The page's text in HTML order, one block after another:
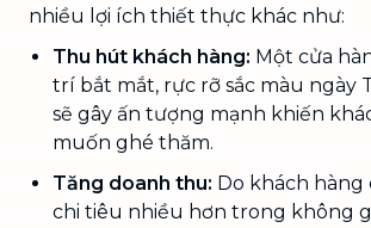
nhiều lợi ích thiết thực khác như:
Thu hút khách hàng: Một cửa
trí bắt mắt, rực rỡ sắc màu ngày
sẽ gây ấn tượng mạnh khiến
muốn ghé thăm.
Tăng doanh thu: Do khách hàng
chi tiêu nhiều hơn trong không